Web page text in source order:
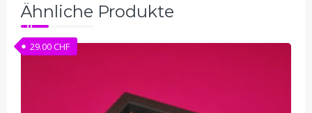
Ähnliche Produkte
29.00CHF